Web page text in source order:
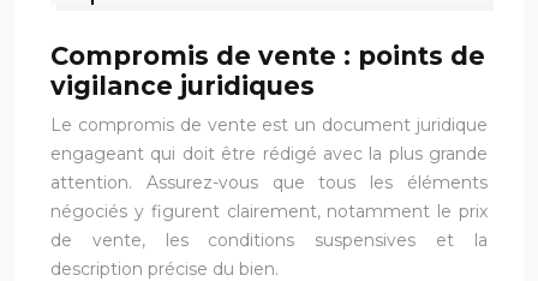
Compromis de vente : points de
vigilance juridiques
Le compromis de vente est un document juridique
engageant qui doit être rédigé avec la plus grande
attention. Assurez-vous que tous les éléments
négociés y figurent clairement, notamment le prix
de vente, les conditions suspensives et la
description précise du bien.